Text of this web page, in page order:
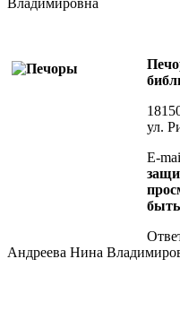
ул.
E-
Андреева Нина